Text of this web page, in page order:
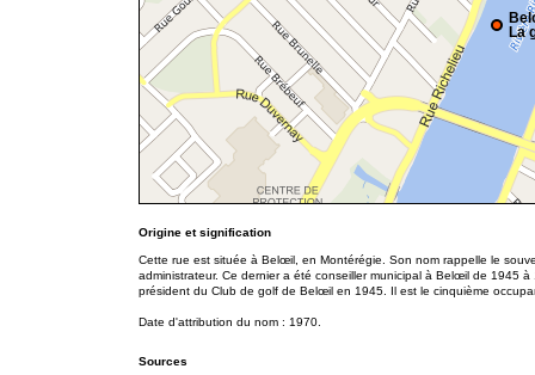
La
Origine et signification
Cette rue est située à Belœil, en Montérégie. Son nom rappelle le
administrateur. Ce dernier a été conseiller municipal à Belœil de 1945
président du Club de golf de Belœil en 1945. Il est le cinquième
Date d'attribution du nom : 1970.
Sources